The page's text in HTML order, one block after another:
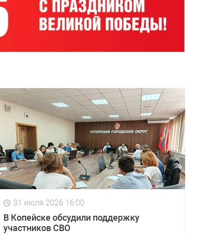
31 июля 2026 16:00
В Копейске обсудили поддержку
участников СВО